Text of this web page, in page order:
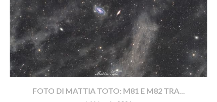
FOTO DI MATTIA TOTO: M81 E M82 TRA...